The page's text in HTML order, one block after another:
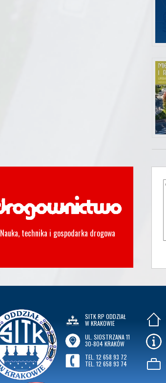
Nauka, technika i gospodarka drogowa
SITK RP ODDZIAŁ
W KRAKOWIE
UL. SIOSTRZANA 11
30-804 KRAKÓW
TEL. 12 658 93 72
TEL. 12 658 93 74